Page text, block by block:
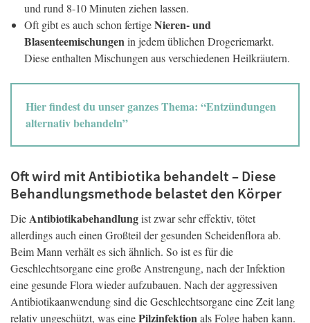
und rund 8-10 Minuten ziehen lassen.
Oft gibt es auch schon fertigeNieren- und
Blasenteemischungenin jedem üblichen Drogeriemarkt.
Diese enthalten Mischungen aus verschiedenen Heilkräutern.
Hier findest du unser ganzes Thema: “Entzündungen
alternativ behandeln”
Oft wird mit Antibiotika behandelt – Diese
Behandlungsmethode belastet den Körper
DieAntibiotikabehandlungist zwar sehr effektiv, tötet
allerdings auch einen Großteil der gesunden Scheidenflora ab.
Beim Mann verhält es sich ähnlich. So ist es für die
Geschlechtsorgane eine große Anstrengung, nach der Infektion
eine gesunde Flora wieder aufzubauen. Nach der aggressiven
Antibiotikaanwendung sind die Geschlechtsorgane eine Zeit lang
relativ ungeschützt, was einePilzinfektionals Folge haben kann.